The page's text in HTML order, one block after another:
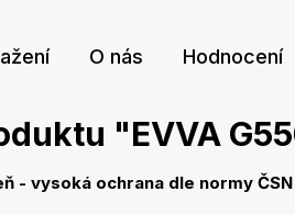
O nás Hodnocení
"EVVA
- vysoká ochrana dle normy ČSN